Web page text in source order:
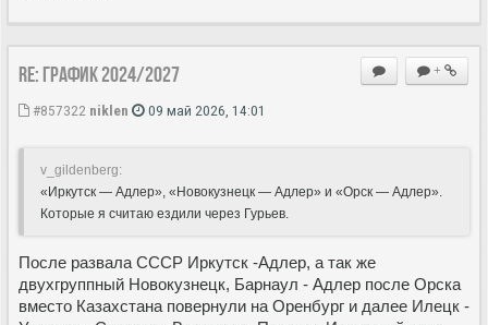
+
Re: ГРАФИК 2024/2027
#857322 niklen 09 май 2026, 14:01
v_gildenberg:
«Иркутск — Адлер», «Новокузнецк — Адлер» и «Орск — Адлер».
Которые я считаю ездили через Гурьев.
После развала СССР Иркутск -Адлер, а так же
двухгруппный Новокузнецк, Барнаул - Адлер после Орска
вместо Казахстана повернули на Оренбург и далее Илецк -